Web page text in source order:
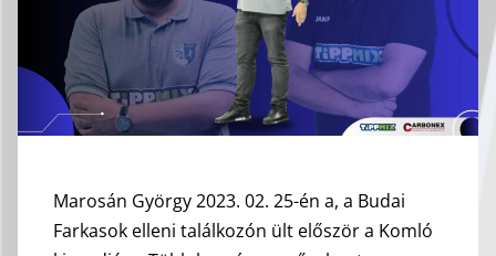
Marosán György 2023. 02. 25-én a, a Budai
Farkasok elleni találkozón ült először a Komló